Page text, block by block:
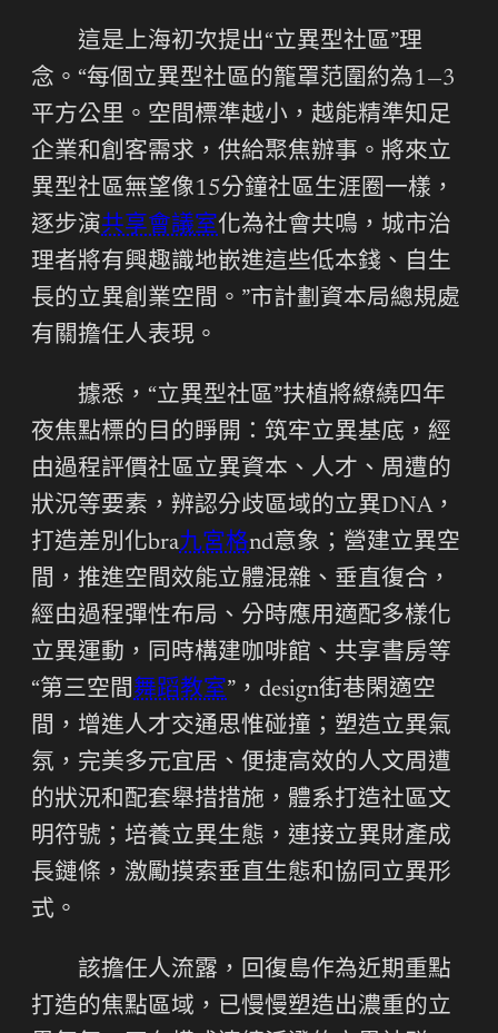
這是上海初次提出“立異型社區”理
念。“每個立異型社區的籠罩范圍約為1—3
平方公里。空間標準越小，越能精準知足
企業和創客需求，供給聚焦辦事。將來立
異型社區無望像15分鐘社區生涯圈一樣，
逐步演共享會議室化為社會共鳴，城市治
理者將有興趣識地嵌進這些低本錢、自生
長的立異創業空間。”市計劃資本局總規處
有關擔任人表現。
據悉，“立異型社區”扶植將繚繞四年
夜焦點標的目的睜開：筑牢立異基底，經
由過程評價社區立異資本、人才、周遭的
狀況等要素，辨認分歧區域的立異DNA，
打造差別化bra九宮格nd意象；營建立異空
間，推進空間效能立體混雜、垂直復合，
經由過程彈性布局、分時應用適配多樣化
立異運動，同時構建咖啡館、共享書房等
“第三空間舞蹈教室”，design街巷閑適空
間，增進人才交通思惟碰撞；塑造立異氣
氛，完美多元宜居、便捷高效的人文周遭
的狀況和配套舉措措施，體系打造社區文
明符號；培養立異生態，連接立異財產成
長鏈條，激勵摸索垂直生態和協同立異形
式。
該擔任人流露，回復島作為近期重點
打造的焦點區域，已慢慢塑造出濃重的立